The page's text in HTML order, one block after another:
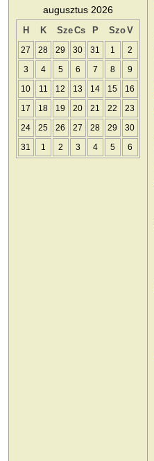
augusztus 2026
H K SzeCs P SzoV
27 28 29 30 31 1 2
3 4 5 6 7 8 9
10 11 12 13 14 15 16
17 18 19 20 21 22 23
24 25 26 27 28 29 30
31 1 2 3 4 5 6